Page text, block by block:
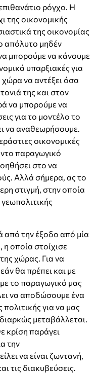
ρόγχο. Η
της οικονομικής
της οικονομίας
απόλυτο μηδέν
μπορούμε να κάνουμε
υπαρξιακές για
να αντέξει όσα
της και στον
να μπορούμε να
για το μοντέλο το
να αναθεωρήσουμε.
οικονομικές
παραγωγικό
στο να
Αλλά σήμερα, ας το
στιγμή, στην οποία
από την έξοδο από μία
οποία στοίχισε
χώρας. Για να
θα πρέπει και με
το παραγωγικό μας
να αποδώσουμε ένα
για να μας
μεταβάλλεται.
κρίση παράγει
την
να είναι ζωντανή,
τις διακυβεύσεις.